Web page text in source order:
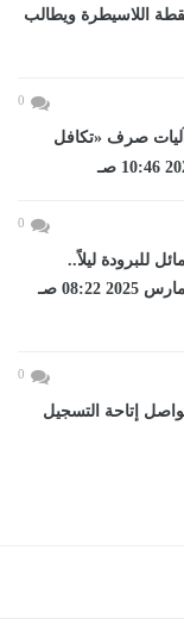
اللاسيطرة ويطالب
0
موعد وآليات صرف «تكافل
0
للبرودة ليلاً..
والعظمى فى القاهرة...اليوم الأحد، 30 مارس 2025 08:22 صـ
0
التنسيق يواصل إتاحة التسجيل